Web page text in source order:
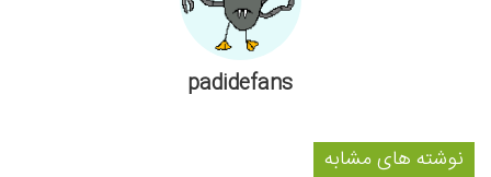
padidefans
نوشته های مشابه